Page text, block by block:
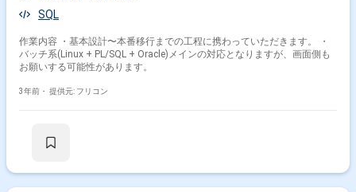
SQL
作業内容 ・基本設計〜本番移行までの工程に携わっていただきます。 ・
バッチ系(Linux + PL/SQL + Oracle)メインの対応となりますが、画面側も
お願いする可能性があります。
3年前・ 提供元: フリコン